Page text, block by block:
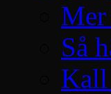
Mer
Så
Kall